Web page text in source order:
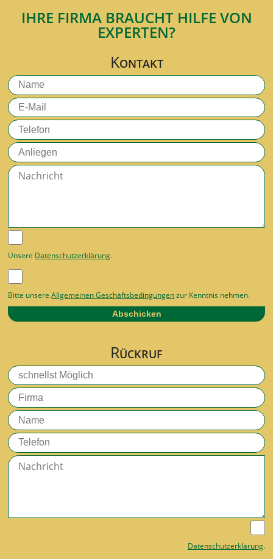
IHRE FIRMA BRAUCHT HILFE VON
EXPERTEN?
KONTAKT
Unsere Datenschutzerklärung.
Bitte unsereAllgemeinen Geschäftsbedingungenzur Kenntnis nehmen.
Abschicken
RÜCKRUF
Datenschutzerklärung.